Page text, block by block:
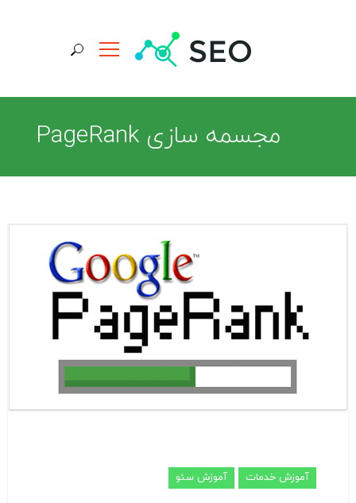
جستجو برای:
مجسمه سازی PageRank
آموزش خدمات آموزش سئو